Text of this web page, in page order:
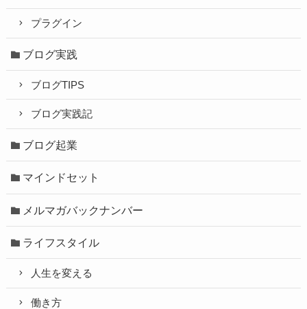
プラグイン
ブログ実践
ブログTIPS
ブログ実践記
ブログ起業
マインドセット
メルマガバックナンバー
ライフスタイル
人生を変える
働き方